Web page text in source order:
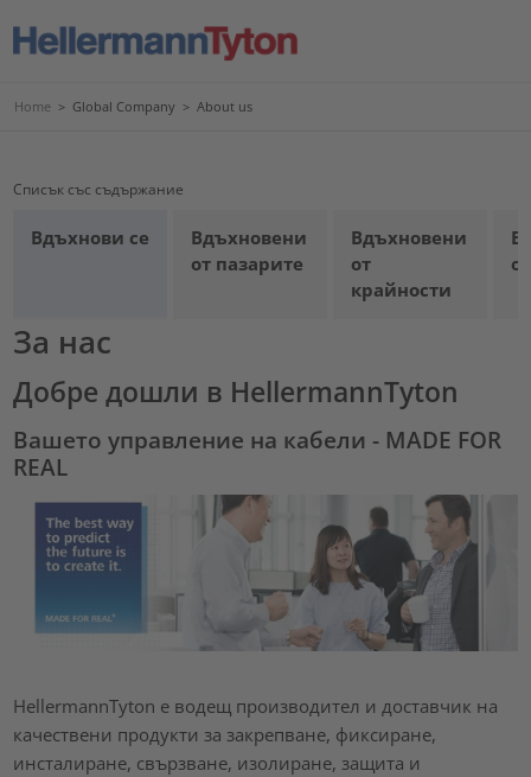
Home > Global Company > About us
Списък със съдържание
Вдъхнови се
Вдъхновени
от пазарите
Вдъхновени
от
крайности
За нас
Добре дошли в HellermannTyton
Вашето управление на кабели - MADE FOR
REAL
HellermannTyton е водещ производител и доставчик на
качествени продукти за закрепване, фиксиране,
инсталиране, свързване, изолиране, защита и